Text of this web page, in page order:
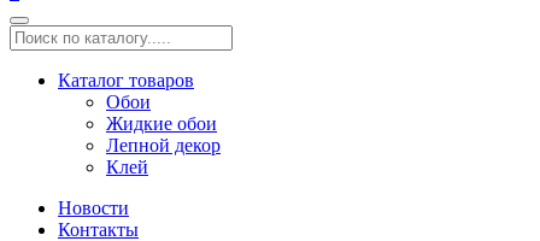
Каталог товаров
Обои
Жидкие обои
Лепной декор
Клей
Новости
Контакты